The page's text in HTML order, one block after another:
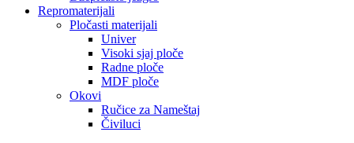
Repromaterijali
Pločasti materijali
Univer
Visoki sjaj ploče
Radne ploče
MDF ploče
Okovi
Ručice za Nameštaj
Čiviluci